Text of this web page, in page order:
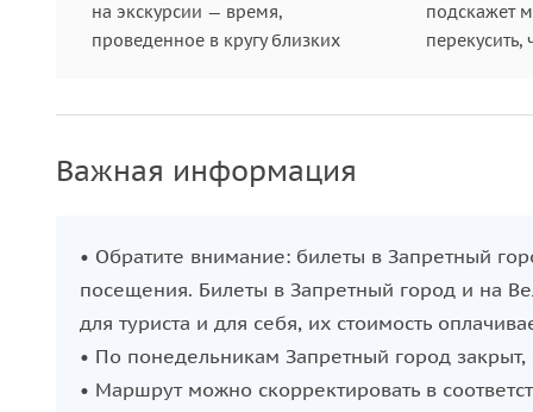
на экскурсии — время,
проведенное в кругу близких
подскажет
перекусить,
Важная информация
• Обратите внимание: билеты в Запретный
посещения. Билеты в Запретный город и на
для туриста и для себя, их стоимость
• По понедельникам Запретный город
• Маршрут можно скорректировать в